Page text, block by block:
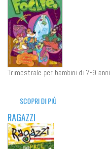
Trimestrale per bambini di 7-9 anni
SCOPRI DI PIÙ
RAGAZZI